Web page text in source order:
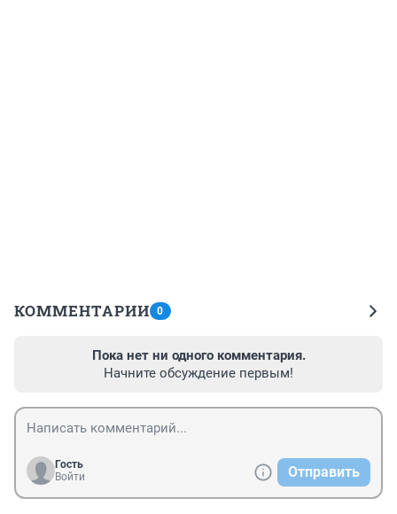
КОММЕНТАРИИ 0
Пока нет ни одного комментария.
Начните обсуждение первым!
Гость
Войти
Отправить